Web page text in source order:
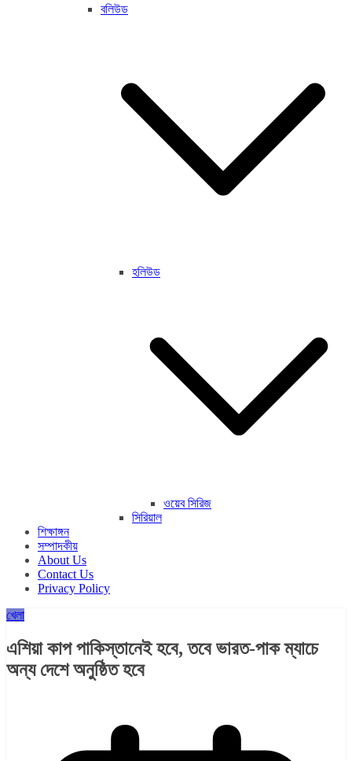
বলিউড
হলিউড
ওয়েব সিরিজ
সিরিয়াল
শিক্ষাঙ্গন
সম্পাদকীয়
About Us
Contact Us
Privacy Policy
খেলা
এশিয়া কাপ পাকিস্তানেই হবে, তবে ভারত-পাক ম্যাচে
অন্য দেশে অনুষ্ঠিত হবে